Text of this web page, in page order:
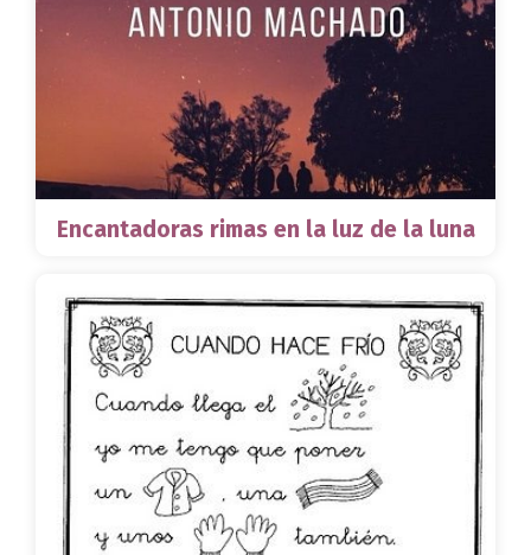
Encantadoras rimas en la luz de la luna